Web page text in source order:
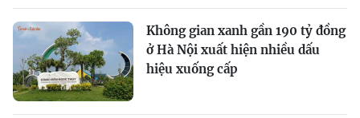
Không gian xanh gần 190 tỷ đồng
ở Hà Nội xuất hiện nhiều dấu
hiệu xuống cấp